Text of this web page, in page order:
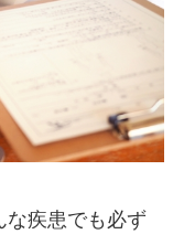
な疾患でも必ず